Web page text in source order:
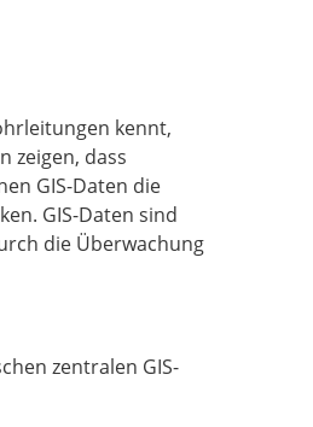
kennt,
zeigen, dass
GIS-Daten die
GIS-Daten sind
die Überwachung
zentralen GIS-